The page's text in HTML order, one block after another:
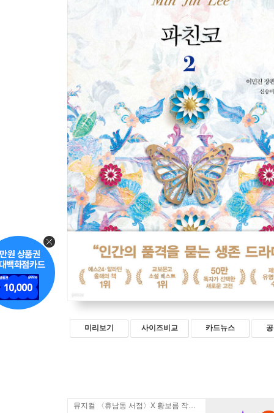
미리보기 사이즈비교 카드뉴스
뮤지컬 〈휴남동 서점〉X 황보름 작가 북토크